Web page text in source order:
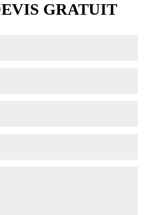
GRATUIT